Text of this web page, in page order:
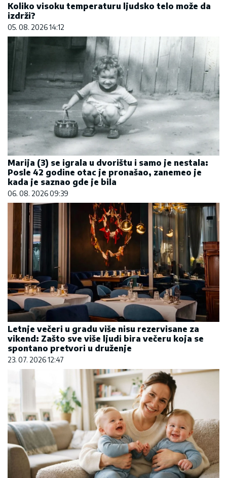
Koliko visoku temperaturu ljudsko telo može da
izdrži?
05. 08. 2026 14:12
Marija (3) se igrala u dvorištu i samo je nestala:
Posle 42 godine otac je pronašao, zanemeo je
kada je saznao gde je bila
06. 08. 2026 09:39
Letnje večeri u gradu više nisu rezervisane za
vikend: Zašto sve više ljudi bira večeru koja se
spontano pretvori u druženje
23. 07. 2026 12:47